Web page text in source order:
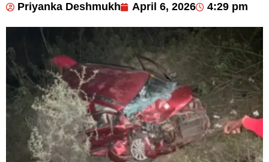
Priyanka Deshmukh April 6, 2026 4:29 pm